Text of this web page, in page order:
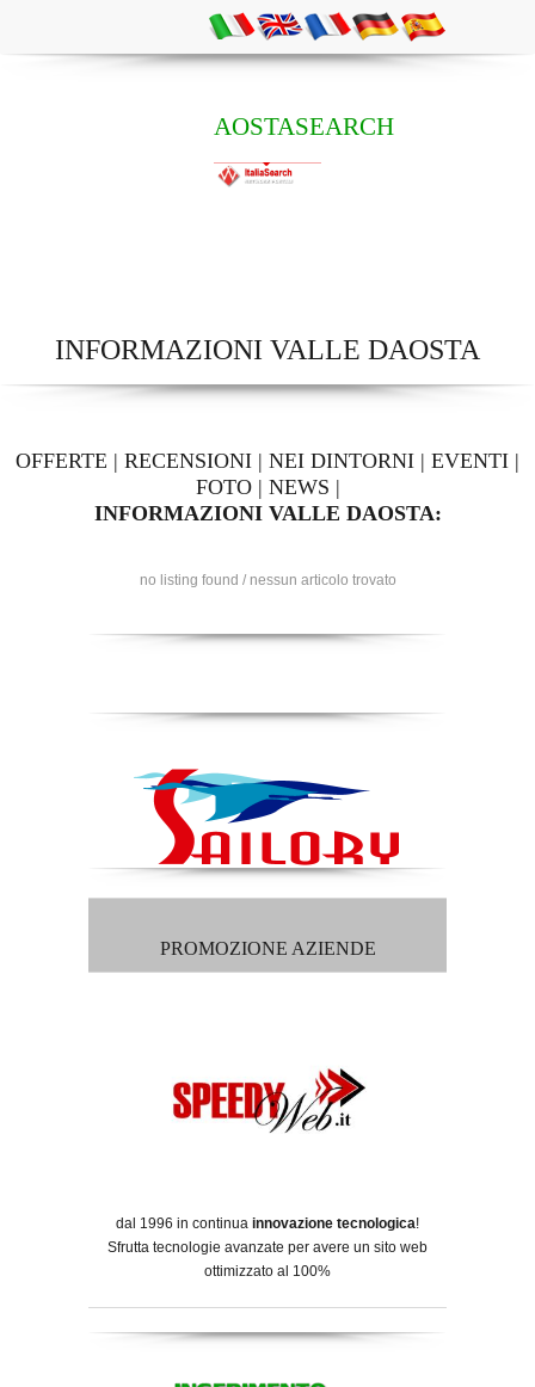
AOSTASEARCH
INFORMAZIONI VALLE DAOSTA
OFFERTE | RECENSIONI | NEI DINTORNI | EVENTI |
FOTO| NEWS |
INFORMAZIONI VALLE DAOSTA:
no listing found / nessun articolo trovato
PROMOZIONE AZIENDE
dal 1996 in continua innovazione tecnologica!
Sfrutta tecnologie avanzate per avere un sito web
ottimizzato al 100%